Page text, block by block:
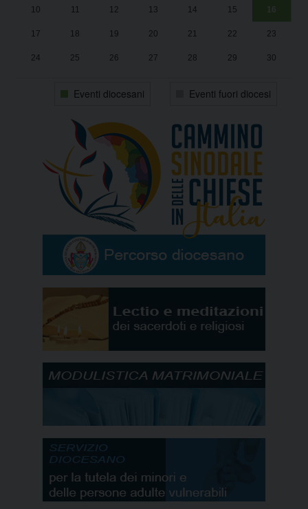
10 11 12 13 14 15 16
17 18 19 20 21 22 23
24 25 26 27 28 29 30
Eventi diocesani Eventi fuori diocesi